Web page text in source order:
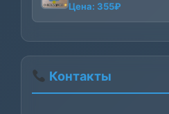
Цена: 355₽
Контакты